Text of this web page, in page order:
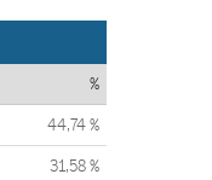
%
44,74 %
31,58 %